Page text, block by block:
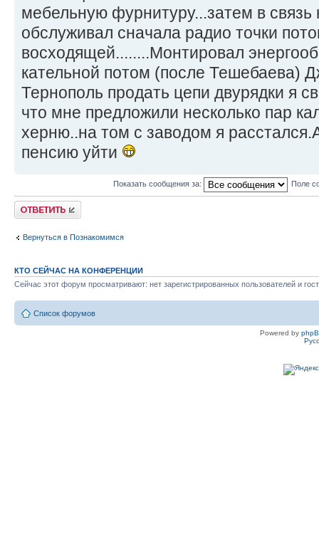
мебельную фурнитуру...затем в связь
обслуживал сначала радио точки
восходящей........Монтировал
кательной потом (после Тешебаева)
Тернополь продать цепи двурядки я
что мне предложили несколько пар
херню..на том с заводом я
пенсию уйти
Показать сообщения за: Поле
Ответить
Вернуться в Познакомимся
КТО СЕЙЧАС НА КОНФЕРЕНЦИИ
Сейчас этот форум просматривают: нет зарегистрированных пользователей и
Список форумов
Powered by